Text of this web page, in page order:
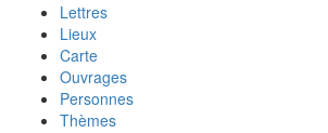
Lettres
Lieux
Carte
Ouvrages
Personnes
Thèmes